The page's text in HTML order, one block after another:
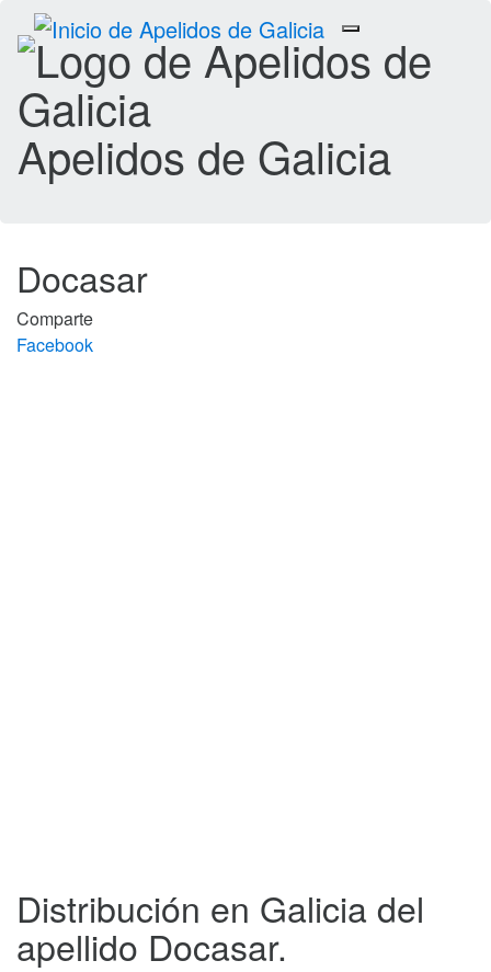
Toggle
navigation
Apelidos de Galicia
Docasar
Comparte
Facebook
Distribución en Galicia del
apellido Docasar.